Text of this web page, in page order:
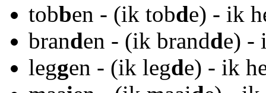
tobben - (ik tobde) - ik
branden - (ik brandde) -
leggen - (ik legde) - ik